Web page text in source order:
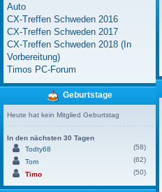
Auto
CX-Treffen Schweden 2016
CX-Treffen Schweden 2017
CX-Treffen Schweden 2018 (In
Vorbereitung)
Timos PC-Forum
Geburtstage
Heute hat kein Mitglied Geburtstag
In den nächsten 30 Tagen
Todty68
(58)
Tom
(62)
Timo
(50)